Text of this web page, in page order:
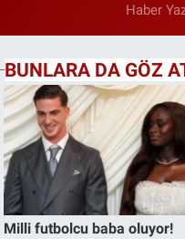
Haber